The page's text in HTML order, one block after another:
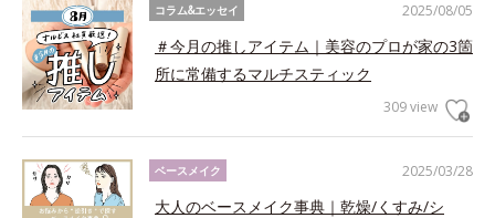
2025/08/05
コラム&エッセイ
＃今月の推しアイテム｜美容のプロが家の3箇
所に常備するマルチスティック
309 view
2025/03/28
ベースメイク
大人のベースメイク事典｜乾燥/くすみ/シ